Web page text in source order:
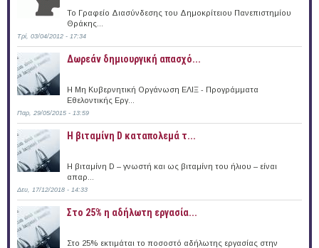
Το Γραφείο Διασύνδεσης του Δημοκρίτειου Πανεπιστημίου
Θράκης...
Τρί, 03/04/2012 - 17:34
Δωρεάν δημιουργική απασχό...
Η Μη Κυβερνητική Οργάνωση ΕΛΙΞ - Προγράμματα
Εθελοντικής Εργ...
Παρ, 29/05/2015 - 13:59
Η βιταμίνη D καταπολεμά τ...
Η βιταμίνη D – γνωστή και ως βιταμίνη του ήλιου – είναι
απαρ...
Δευ, 17/12/2018 - 14:33
Στο 25% η αδήλωτη εργασία...
Στο 25% εκτιμάται το ποσοστό αδήλωτης εργασίας στην